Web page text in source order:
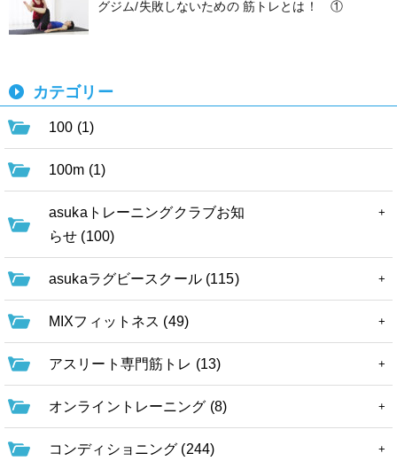
グジム/失敗しないための 筋トレとは！ ①
カテゴリー
100 (1)
100m (1)
asukaトレーニングクラブお知
らせ (100)
asukaラグビースクール (115)
MIXフィットネス (49)
アスリート専門筋トレ (13)
オンライントレーニング (8)
コンディショニング (244)